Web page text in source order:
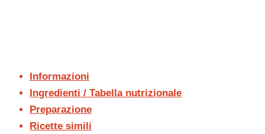
Informazioni
Ingredienti / Tabella nutrizionale
Preparazione
Ricette simili